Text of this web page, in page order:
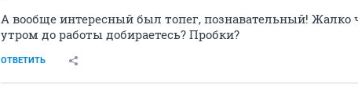
А вообще интересный был топег, познавательный! Жалко
утром до работы добираетесь? Пробки?
ОТВЕТИТЬ